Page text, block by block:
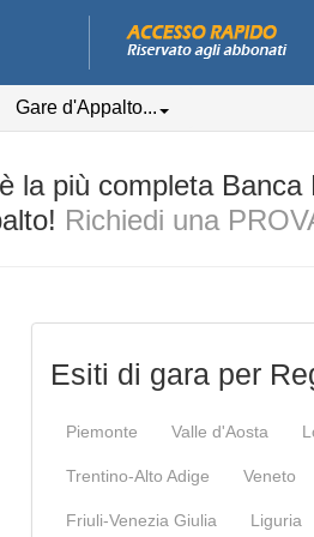
Gare d'Appalto...
la più completa Banca
Richiedi una
Esiti di gara per
Piemonte Valle d'Aosta
Trentino-Alto Adige Veneto
Friuli-Venezia Giulia Liguria